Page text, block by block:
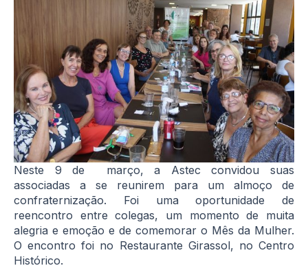
Neste 9 de março, a Astec convidou suas
associadas a se reunirem para um almoço de
confraternização. Foi uma oportunidade de
reencontro entre colegas, um momento de muita
alegria e emoção e de comemorar o Mês da Mulher.
O encontro foi no Restaurante Girassol, no Centro
Histórico.